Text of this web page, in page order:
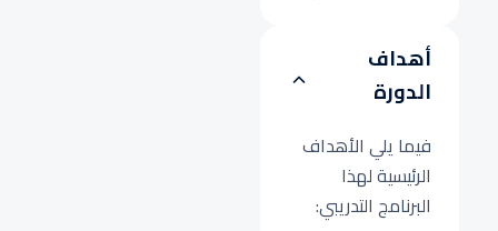
أهداف
الدورة
فيما يلي الأهداف
الرئيسية لهذا
البرنامج التدريبي: